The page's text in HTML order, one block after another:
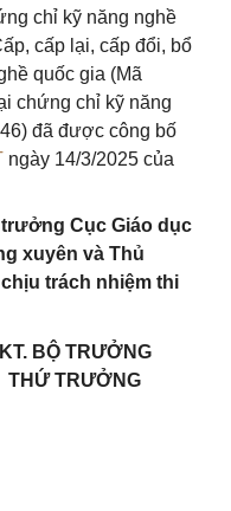
chỉ kỹ năng nghề
cấp lại, cấp đổi, bổ
quốc gia (Mã
chứng chỉ kỹ năng
đã được công bố
ngày 14/3/2025 của
Cục Giáo dục
xuyên và Thủ
trách nhiệm thi
KT. BỘ TRƯỞNG
THỨ TRƯỞNG